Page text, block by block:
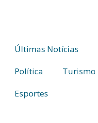
Últimas Notícias
Política
Turismo
Esportes